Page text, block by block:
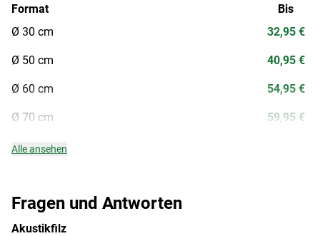
Fragen und Antworten
Akustikfilz
Format
Ø 30 cm
Ø 50 cm
Ø 60 cm
Ø 70 cm
Bis
32,95 €
40,95 €
54,95 €
59,95 €
Alle ansehen